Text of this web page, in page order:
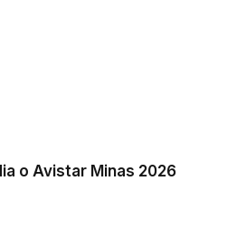
o Avistar Minas 2026